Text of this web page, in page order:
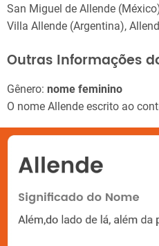
San Miguel de Allende
Villa Allende (Argentina),
Outras Informações
Gênero: nome feminino
O nome Allende escrito ao